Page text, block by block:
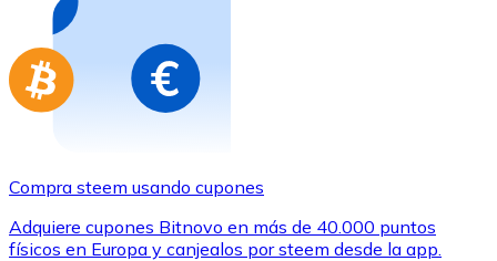
Ir a la tienda de tarjetas regalo
Compra steem usando cupones
Adquiere cupones Bitnovo en más de 40.000 puntos
físicos en Europa y canjealos por steem desde la app.